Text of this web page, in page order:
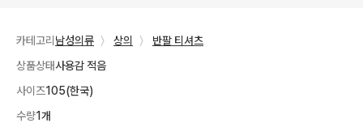
카테고리 남성의류 〉 상의 〉
반팔 티셔츠
상품상태사용감 적음
사이즈105(한국)
수량1개